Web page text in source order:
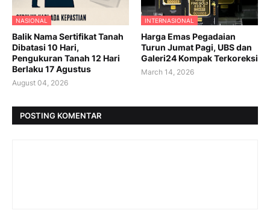
NASIONAL
Balik Nama Sertifikat Tanah
Dibatasi 10 Hari,
Pengukuran Tanah 12 Hari
Berlaku 17 Agustus
August 04, 2026
INTERNASIONAL
Harga Emas Pegadaian
Turun Jumat Pagi, UBS dan
Galeri24 Kompak Terkoreksi
March 14, 2026
POSTING KOMENTAR